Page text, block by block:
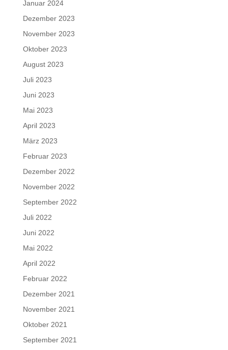
Januar 2024
Dezember 2023
November 2023
Oktober 2023
August 2023
Juli 2023
Juni 2023
Mai 2023
April 2023
März 2023
Februar 2023
Dezember 2022
November 2022
September 2022
Juli 2022
Juni 2022
Mai 2022
April 2022
Februar 2022
Dezember 2021
November 2021
Oktober 2021
September 2021